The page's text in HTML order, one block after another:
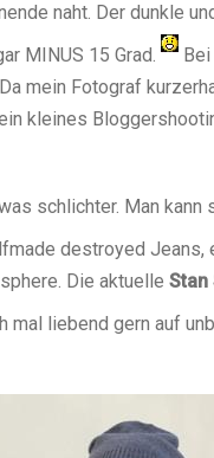
naht. Der dunkle
MINUS 15 Grad.
mein Fotograf
kleines
schlichter. Man kann
destroyed Jeans,
Die aktuelle Stan
liebend gern auf